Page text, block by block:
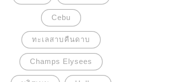
Cebu
ทะเลสาบคืนดาบ
Champs Elysees